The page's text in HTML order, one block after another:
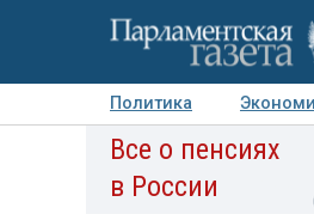
Политика
Авторы Персоны
Все о пенсиях
в России